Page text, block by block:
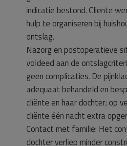
indicatie bestond. Cliënte
hulp te organiseren bij
ontslag.
Nazorg en postoperatieve
voldeed aan de
geen complicaties. De
adequaat behandeld en
cliënte en haar dochter; op
cliënte één nacht extra
Contact met familie: Het
dochter verliep minder